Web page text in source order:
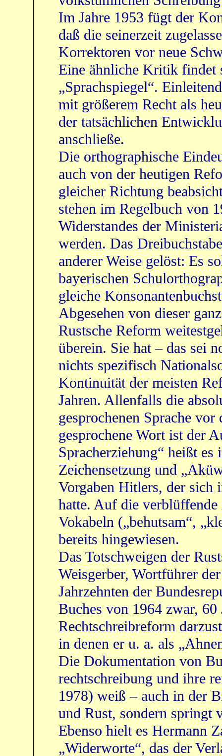
Im Jahre 1953 fügt der
daß die seinerzeit
Korrektoren vor neue
Eine ähnliche Kritik findet
„Sprachspiegel“.
mit größerem Recht als
der tatsächlichen
anschließe.
Die orthographische
auch von der heutigen
gleicher Richtung
stehen im Regelbuch von
Widerstandes der
werden. Das
anderer Weise gelöst: Es
bayerischen
gleiche
Abgesehen von dieser
Rustsche Reform
überein. Sie hat – das sei
nichts spezifisch
Kontinuität der meisten
Jahren. Allenfalls die
gesprochenen Sprache
gesprochene Wort ist der
Spracherziehung“ heißt
Zeichensetzung und
Vorgaben Hitlers, der sich
hatte. Auf die
Vokabeln („behutsam“,
bereits hingewiesen.
Das Totschweigen der
Weisgerber, Wortführer
Jahrzehnten der
Buches von 1964 zwar, 60
Rechtschreibreform
in denen er u. a. als
Die Dokumentation von
rechtschreibung und ihre
1978) weiß – auch in der
und Rust, sondern springt
Ebenso hielt es Hermann
„Widerworte“, das der